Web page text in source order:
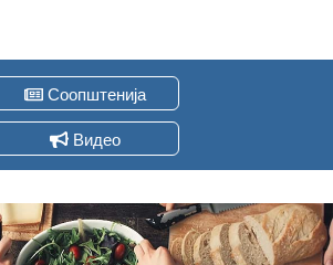
Соопштенија
Видео